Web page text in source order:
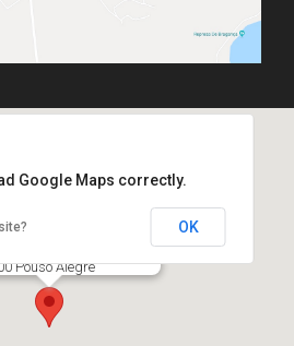
Limite
Horizonte,106 - Primavera
Pouso Alegre
Google Maps correctly.
OK